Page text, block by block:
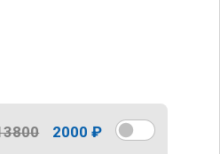
2000 ₽